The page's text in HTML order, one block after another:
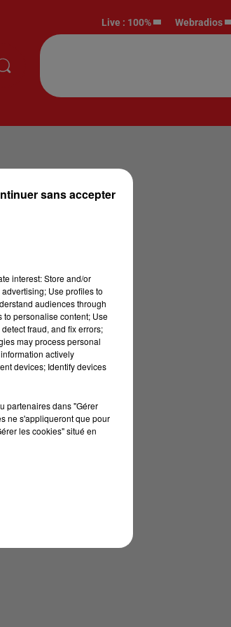
Live : 100% Webradios
interest: Store and/or
Use profiles to
audiences through
to personalise content; Use
fraud, and fix errors;
may process personal
actively
devices; Identify devices
partenaires dans "Gérer
ne s'appliqueront que pour
les cookies" situé en
sans accepter